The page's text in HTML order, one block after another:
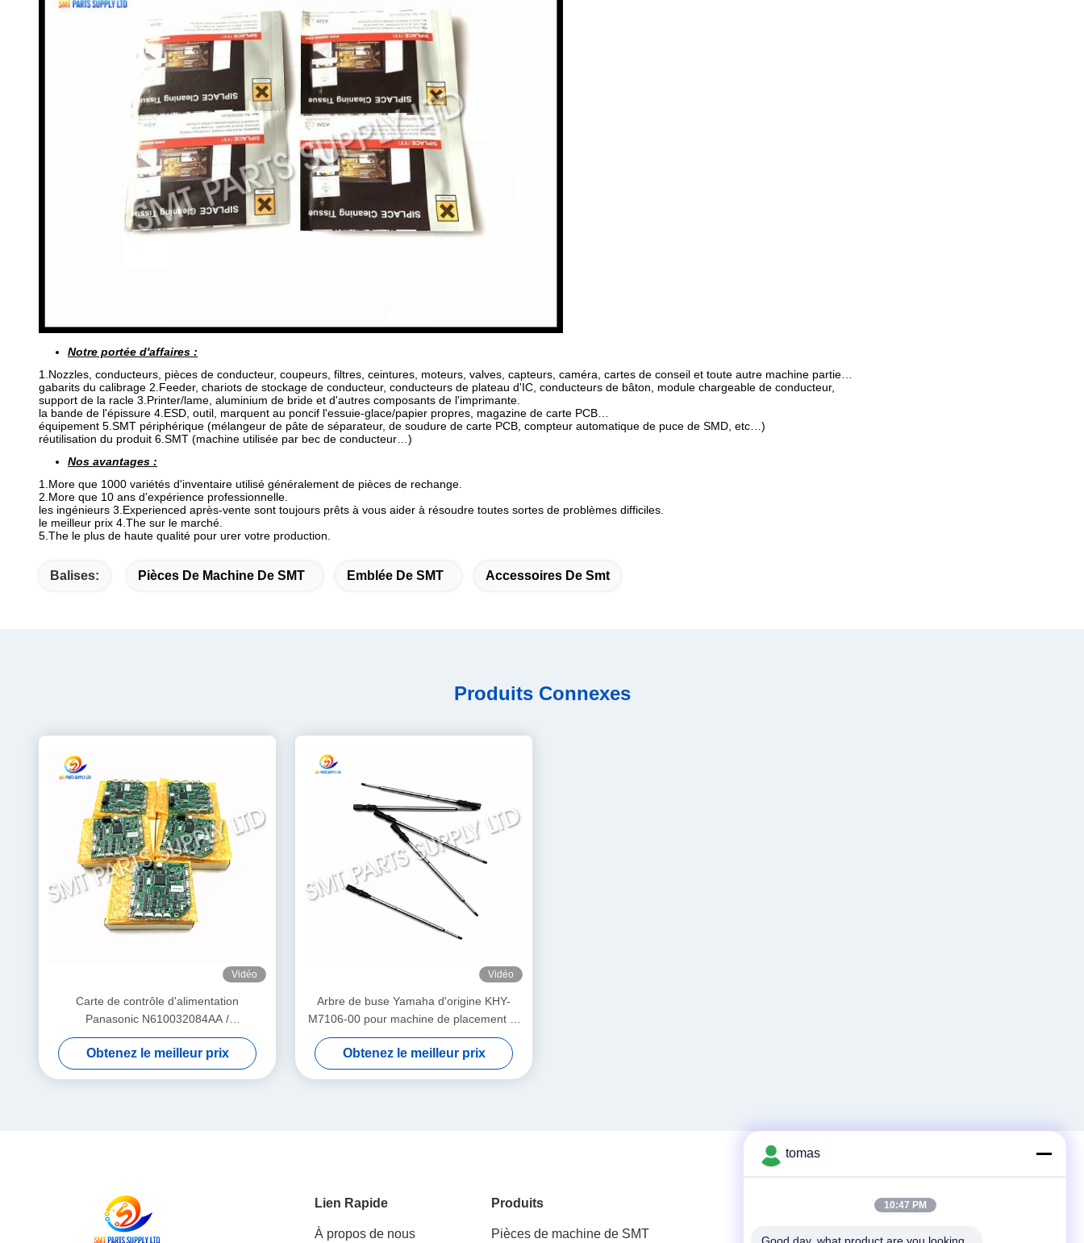
Notre portée d'affaires :
1.Nozzles, conducteurs, pièces de conducteur, coupeurs, filtres, ceintures, moteurs, valves, capteurs, caméra, cartes de conseil et toute autre machine partie…
gabarits du calibrage 2.Feeder, chariots de stockage de conducteur, conducteurs de plateau d'IC, conducteurs de bâton, module chargeable de conducteur,
support de la racle 3.Printer/lame, aluminium de bride et d'autres composants de l'imprimante.
la bande de l'épissure 4.ESD, outil, marquent au poncif l'essuie-glace/papier propres, magazine de carte PCB…
équipement 5.SMT périphérique (mélangeur de pâte de séparateur, de soudure de carte PCB, compteur automatique de puce de SMD, etc…)
réutilisation du produit 6.SMT (machine utilisée par bec de conducteur…)
Nos avantages :
1.More que 1000 variétés d'inventaire utilisé généralement de pièces de rechange.
2.More que 10 ans d'expérience professionnelle.
les ingénieurs 3.Experienced après-vente sont toujours prêts à vous aider à résoudre toutes sortes de problèmes difficiles.
le meilleur prix 4.The sur le marché.
5.The le plus de haute qualité pour urer votre production.
Balises: Pièces De Machine De SMT Emblée De SMT Accessoires De Smt
Produits Connexes
Vidéo
Carte de contrôle d'alimentation
Panasonic N610032084AA /
KXF0DWTHA00 (MC12CX-5) – Pour
alimentateurs CM402 CM602 NPM 8mm /
12mm / 16mm
Obtenez le meilleur prix
Vidéo
Arbre de buse Yamaha d'origine KHY-
M7106-00 pour machine de placement et
de dépose SMT YS12 / YS24 / YG12F
Obtenez le meilleur prix
Lien Rapide
À propos de nous
Produits
Pièces de machine de SMT Tél
tomas
10:47 PM